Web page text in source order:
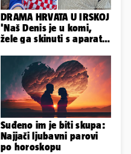
DRAMA HRVATA U IRSKOJ
'Naš Denis je u komi,
žele ga skinuti s aparata!
Suđeno im je biti skupa:
Najjači ljubavni parovi
po horoskopu